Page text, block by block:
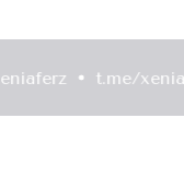
t.me/xeniaferz